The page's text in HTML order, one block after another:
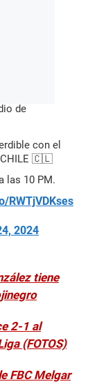
de
con el
CHILE 🇨🇱
las 10 PM.
RWTjVDKses
2024
tiene
2-1 al
(FOTOS)
FBC Melgar